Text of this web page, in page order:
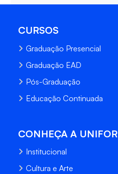
CURSOS
Graduação Presencial
Graduação EAD
Pós-Graduação
Educação Continuada
CONHEÇA A UNIFOR
Institucional
Cultura e Arte